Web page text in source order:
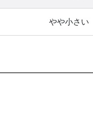
やや小さい